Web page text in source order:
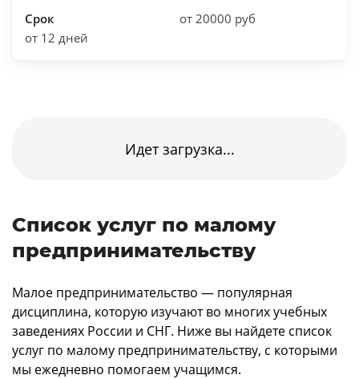
Срок
от 12 дней
от 20000 руб
Идет загрузка...
Список услуг по малому
предпринимательству
Малое предпринимательство — популярная
дисциплина, которую изучают во многих учебных
заведениях России и СНГ. Ниже вы найдете список
услуг по малому предпринимательству, с которыми
мы ежедневно помогаем учащимся.